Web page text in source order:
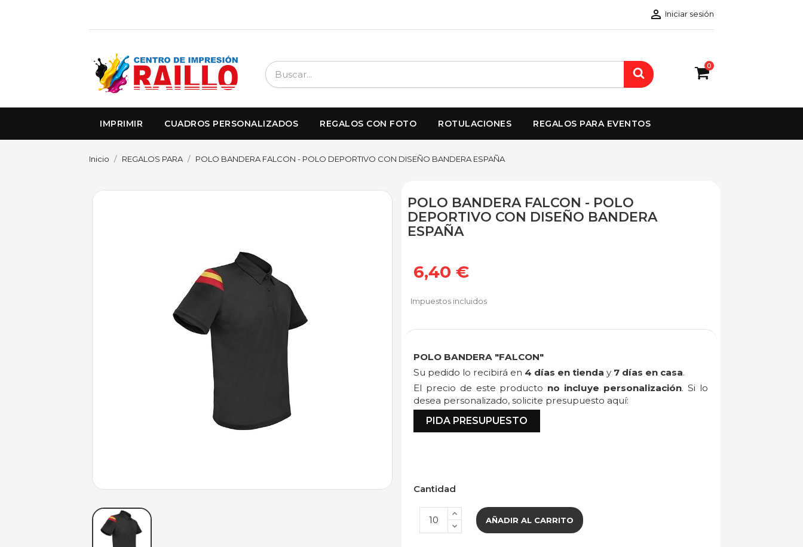
 Iniciar sesión
0
IMPRIMIR CUADROS PERSONALIZADOS REGALOS CON FOTO ROTULACIONES REGALOS PARA EVENTOS
Inicio REGALOS PARA POLO BANDERA FALCON - POLO DEPORTIVO CON DISEÑO BANDERA ESPAÑA
POLO BANDERA FALCON - POLO
DEPORTIVO CON DISEÑO BANDERA
ESPAÑA
6,40 €
Impuestos incluidos
POLO BANDERA "FALCON"
Su pedido lo recibirá en 4 días en tienda y 7 días en casa.
El precio de este producto no incluye personalización. Si lo
desea personalizado, solicite presupuesto aquí:
PIDA PRESUPUESTO
Cantidad
AÑADIR AL CARRITO